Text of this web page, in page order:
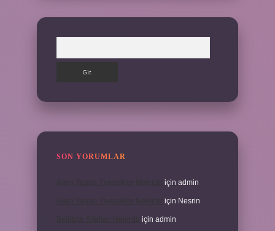
SON YORUMLAR
için admin
Alerji Yapan Yiyecekler Nelerdir için Nesrin
için admin